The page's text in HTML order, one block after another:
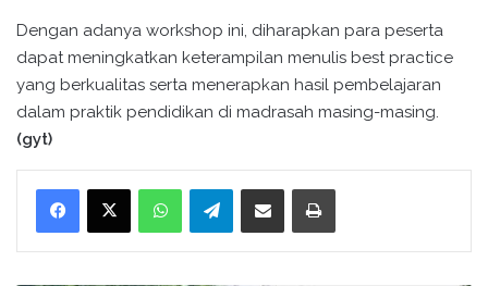
Dengan adanya workshop ini, diharapkan para peserta
dapat meningkatkan keterampilan menulis best practice
yang berkualitas serta menerapkan hasil pembelajaran
dalam praktik pendidikan di madrasah masing-masing.
(gyt)
WhatsApp Telegram